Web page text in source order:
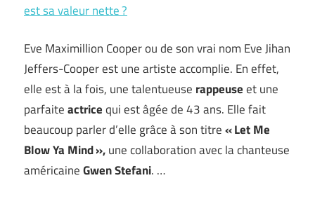
est sa valeur nette ?
Eve Maximillion Cooper ou de son vrai nom Eve Jihan
Jeffers-Cooper est une artiste accomplie. En effet,
elle est à la fois, une talentueuse rappeuseet une
parfaiteactricequi est âgée de 43 ans. Elle fait
beaucoup parler d’elle grâce à son titre« Let Me
Blow Ya Mind »,une collaboration avec la chanteuse
américaineGwen Stefani. …